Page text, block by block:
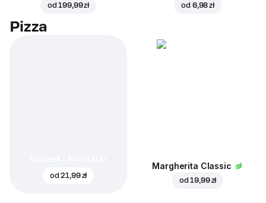
od199,99 zł od 6,98 zł
Pizza
od21,99 zł
Margherita Classic
od19,99 zł